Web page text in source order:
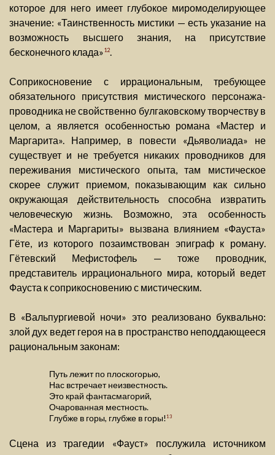
которое для него имеет глубокое миромоделирующее
значение: «Таинственность мистики — есть указание на
возможность высшего знания, на присутствие
бесконечного клада»12.
Соприкосновение с иррациональным, требующее
обязательного присутствия мистического персонажа-
проводника не свойственно булгаковскому творчеству в
целом, а является особенностью романа «Мастер и
Маргарита». Например, в повести «Дьяволиада» не
существует и не требуется никаких проводников для
переживания мистического опыта, там мистическое
скорее служит приемом, показывающим как сильно
окружающая действительность способна извратить
человеческую жизнь. Возможно, эта особенность
«Мастера и Маргариты» вызвана влиянием «Фауста»
Гёте, из которого позаимствован эпиграф к роману.
Гётевский Мефистофель — тоже проводник,
представитель иррационального мира, который ведет
Фауста к соприкосновению с мистическим.
В «Вальпургиевой ночи» это реализовано буквально:
злой дух ведет героя на в пространство неподдающееся
рациональным законам:
Путь лежит по плоскогорью,
Нас встречает неизвестность.
Это край фантасмагорий,
Очарованная местность.
Глубже в горы, глубже в горы!13
Сцена из трагедии «Фауст» послужила источником